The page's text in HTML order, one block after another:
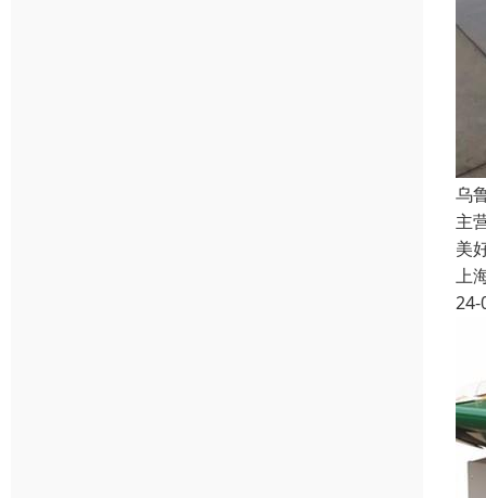
乌
主
美
上
24-